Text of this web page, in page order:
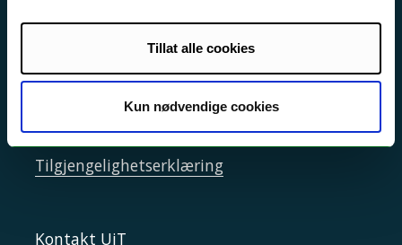
Tillat alle cookies
Kun nødvendige cookies
Personvern ved UiT
Sikkerhet, beredskap og personvern
Informasjonskapsler
Tilgjengelighetserklæring
Kontakt UiT